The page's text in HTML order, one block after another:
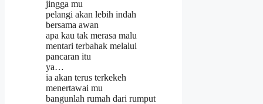
jingga mu
pelangi akan lebih indah
bersama awan
apa kau tak merasa malu
mentari terbahak melalui
pancaran itu
ya…
ia akan terus terkekeh
menertawai mu
bangunlah rumah dari rumput